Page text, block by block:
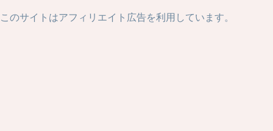
このサイトはアフィリエイト広告を利用しています。